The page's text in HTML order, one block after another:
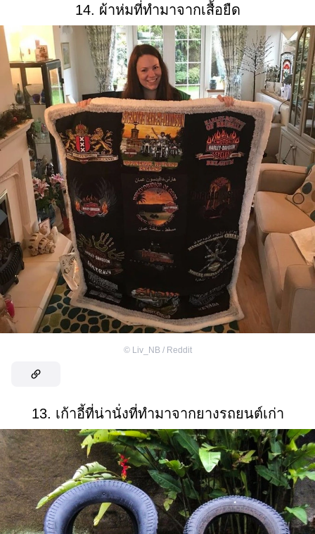
14. ผ้าห่มที่ทำมาจากเสื้อยืด
© Liv_NB / Reddit
13. เก้าอี้ที่น่านั่งที่ทำมาจากยางรถยนต์เก่า